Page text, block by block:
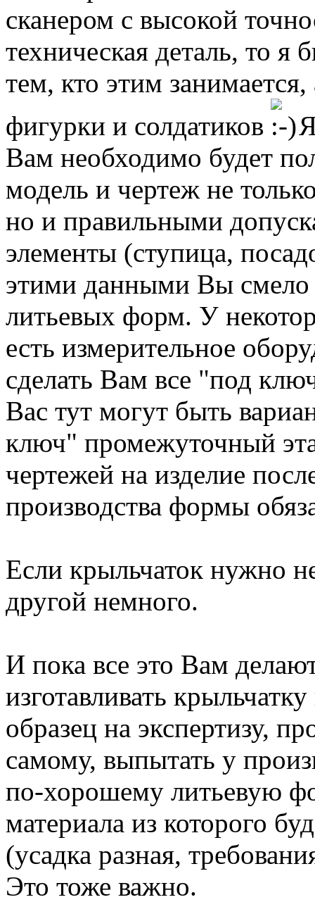
сканером с высокой
техническая деталь, то я
тем, кто этим
фигурки и солдатиков
Я
Вам необходимо будет
модель и чертеж не
но и правильными
элементы (ступица,
этими данными Вы смело
литьевых форм. У
есть измерительное
сделать Вам все "под
Вас тут могут быть
ключ" промежуточный
чертежей на изделие
производства формы
Если крыльчаток нужно
другой немного.
И пока все это Вам
изготавливать
образец на экспертизу,
самому, выпытать у
по-хорошему литьевую
материала из которого
(усадка разная,
Это тоже важно.